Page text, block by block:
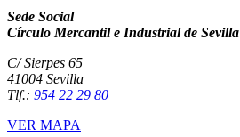
Sede Social
Círculo Mercantil e Industrial de Sevilla
C/ Sierpes 65
41004 Sevilla
Tlf.: 954 22 29 80
VER MAPA